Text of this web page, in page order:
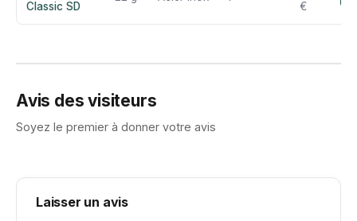
Classic SD €
Avis des visiteurs
Soyez le premier à donner votre avis
Laisser un avis